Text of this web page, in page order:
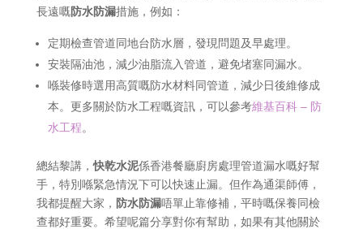
長遠嘅防水防漏措施，例如：
定期檢查管道同地台防水層，發現問題及早處理。
安裝隔油池，減少油脂流入管道，避免堵塞同漏水。
喺裝修時選用高質嘅防水材料同管道，減少日後維修成
本。更多關於防水工程嘅資訊，可以參考維基百科 – 防
水工程。
總結黎講，快乾水泥係香港餐廳廚房處理管道漏水嘅好幫
手，特別喺緊急情況下可以快速止漏。但作為通渠師傅，
我都提醒大家， 防水防漏唔單止靠修補，平時嘅保養同檢
查都好重要。希望呢篇分享對你有幫助，如果有其他關於